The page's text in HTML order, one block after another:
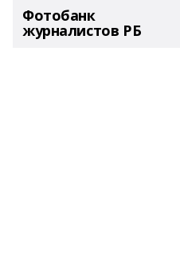
Фотобанк
журналистов РБ